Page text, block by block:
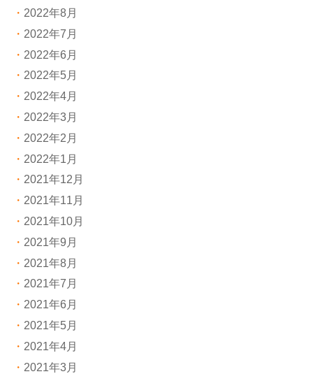
2022年8月
2022年7月
2022年6月
2022年5月
2022年4月
2022年3月
2022年2月
2022年1月
2021年12月
2021年11月
2021年10月
2021年9月
2021年8月
2021年7月
2021年6月
2021年5月
2021年4月
2021年3月